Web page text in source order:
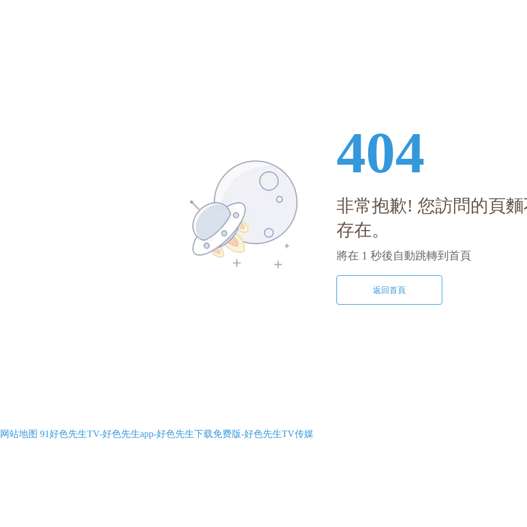
404
非常抱歉! 您訪問的頁麵
存在。
將在 0 秒後自動跳轉到首頁
返回首頁
网站地图 91好色先生TV-好色先生app-好色先生下载免费版-好色先生TV传媒